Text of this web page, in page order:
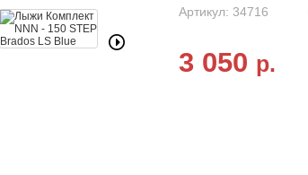
Артикул: 34716
3 050 р.